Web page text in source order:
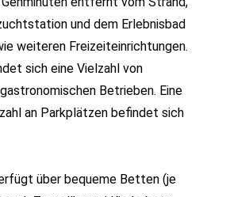
und dem Erlebnisbad
weiteren Freizeiteinrichtungen.
sich eine Vielzahl von
Betrieben. Eine
an Parkplätzen befindet sich
über bequeme Betten (je